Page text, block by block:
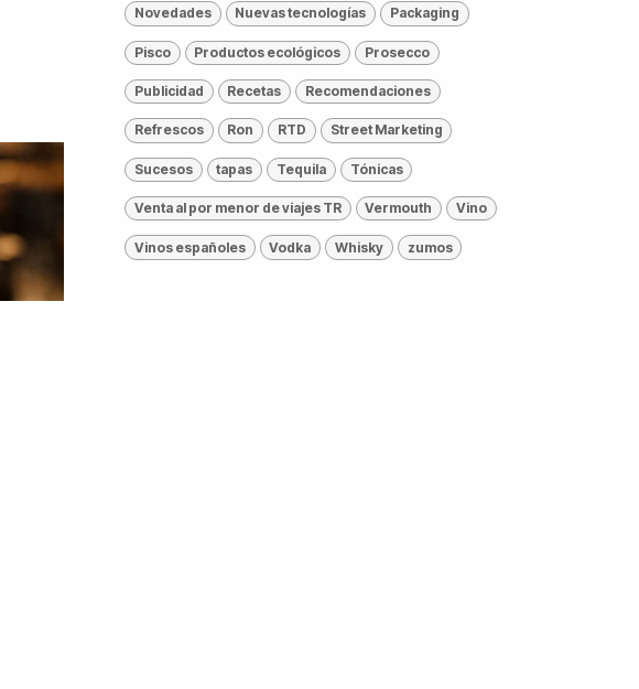
Novedades Nuevas tecnologías Packaging
Pisco Productos ecológicos Prosecco
Publicidad Recetas Recomendaciones
Refrescos Ron RTD Street Marketing
Sucesos tapas Tequila Tónicas
Venta al por menor de viajes TR Vermouth Vino
Vinos españoles Vodka Whisky zumos